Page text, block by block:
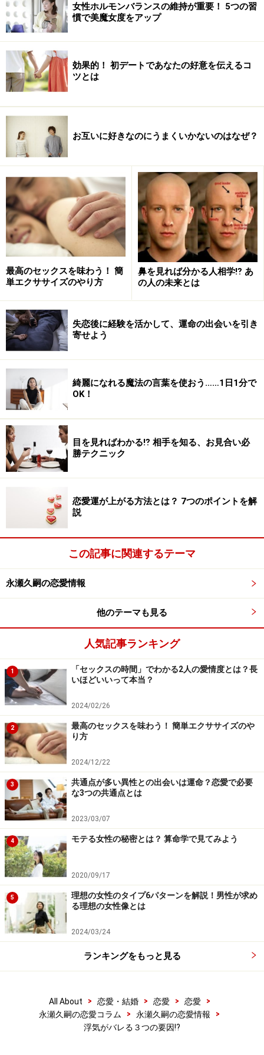
女性ホルモンバランスの維持が重要！ 5つの習
慣で美魔女度をアップ
効果的！ 初デートであなたの好意を伝えるコ
ツとは
お互いに好きなのにうまくいかないのはなぜ？
最高のセックスを味わう！ 簡
単エクササイズのやり方
鼻を見れば分かる人相学⁉ あ
の人の未来とは
失恋後に経験を活かして、運命の出会いを引き
寄せよう
綺麗になれる魔法の言葉を使おう……1日1分で
OK！
目を見ればわかる⁉ 相手を知る、お見合い必
勝テクニック
恋愛運が上がる方法とは？ 7つのポイントを解
説
この記事に関連するテーマ
永瀬久嗣の恋愛情報
他のテーマも見る
人気記事ランキング
1
「セックスの時間」でわかる2人の愛情度とは？長
いほどいいって本当？
2024/02/26
2
最高のセックスを味わう！ 簡単エクササイズのや
り方
2024/12/22
3
共通点が多い異性との出会いは運命？恋愛で必要
な3つの共通点とは
2023/03/07
4 モテる女性の秘密とは？ 算命学で見てみよう
2020/09/17
5
理想の女性のタイプ6パターンを解説！男性が求め
る理想の女性像とは
2024/03/24
ランキングをもっと見る
All About > 恋愛・結婚 > 恋愛 > 恋愛
>
永瀬久嗣の恋愛コラム
> 永瀬久嗣の恋愛情報
>
浮気がバレる３つの要因!?